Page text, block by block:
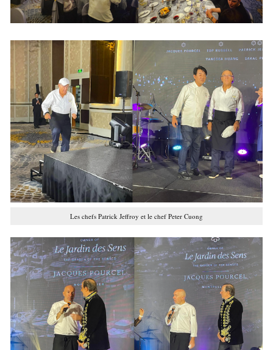
Les chefs Patrick Jeffroy et le chef Peter Cuong